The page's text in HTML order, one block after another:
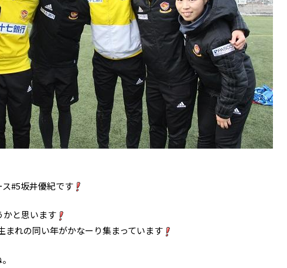
#5坂井優紀です
かと思います
まれの同い年がかなーり集まっています